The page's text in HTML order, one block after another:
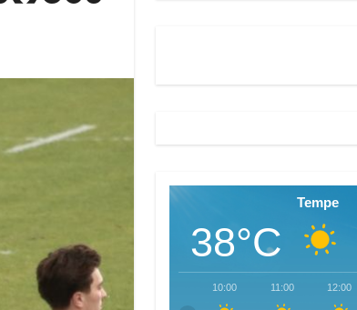
წინააღმდეგ დაწყებულ გამოძიებას
Tempe
38°C
10:00 11:00 12:00